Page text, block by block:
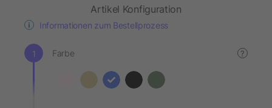
Artikel Konfiguration
Informationen zum Bestellprozess
Farbe ?